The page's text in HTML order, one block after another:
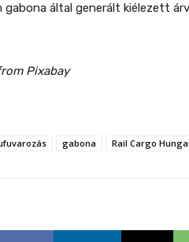
gabona által generált kiélezett
Pixabay
gabona Rail Cargo